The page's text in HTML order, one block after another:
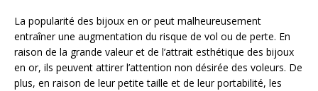
La popularité des bijoux en or peut malheureusement
entraîner une augmentation du risque de vol ou de perte. En
raison de la grande valeur et de l’attrait esthétique des bijoux
en or, ils peuvent attirer l’attention non désirée des voleurs. De
plus, en raison de leur petite taille et de leur portabilité, les